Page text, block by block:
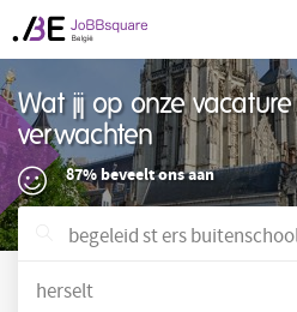
Wat jij op onze
verwachten
87% beveelt ons aan